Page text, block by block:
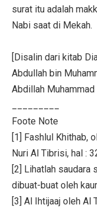
surat itu adalah
Nabi saat di Mekah.
[Disalin dari kitab
Abdullah bin
Abdillah Muhammad
Foote Note
[1] Fashlul Khithab,
Nuri Al Tibrisi, hal :
[2] Lihatlah saudara
dibuat-buat oleh
[3] Al Ihtijaaj oleh Al